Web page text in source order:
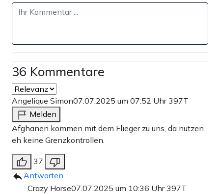
36 Kommentare
Angelique Simon07.07.2025 um 07:52 Uhr397T
Melden
Afghanen kommen mit dem Flieger zu uns, da nützen
eh keine Grenzkontrollen.
37
Antworten
Crazy Horse07.07.2025 um 10:36 Uhr397T